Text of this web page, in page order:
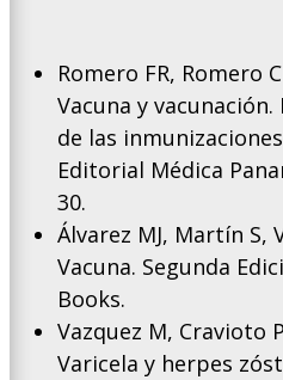
Romero FR, Romero
Vacuna y
de las
Editorial Médica
30.
Álvarez MJ, Martín S,
Vacuna. Segunda
Books.
Vazquez M, Cravioto
Varicela y herpes